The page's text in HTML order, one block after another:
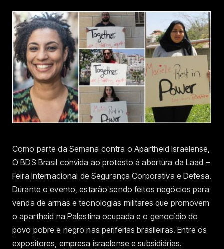
Como parte da Semana contra o Apartheid Israelense,
O BDS Brasil convida ao protesto à abertura da Laad –
Feira Internacional de Segurança Corporativa e Defesa.
Durante o evento, estarão sendo feitos negócios para
venda de armas e tecnologias militares que promovem
o apartheid na Palestina ocupada e o genocídio do
povo pobre e negro nas periferias brasileiras. Entre os
expositores, empresa israelense e subsidiárias.